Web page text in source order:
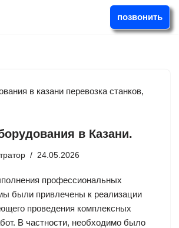
позвонить
в Казани.
24.05.2026
профессиональных
были привлечены к реализации
проведения комплексных
В частности, необходимо было